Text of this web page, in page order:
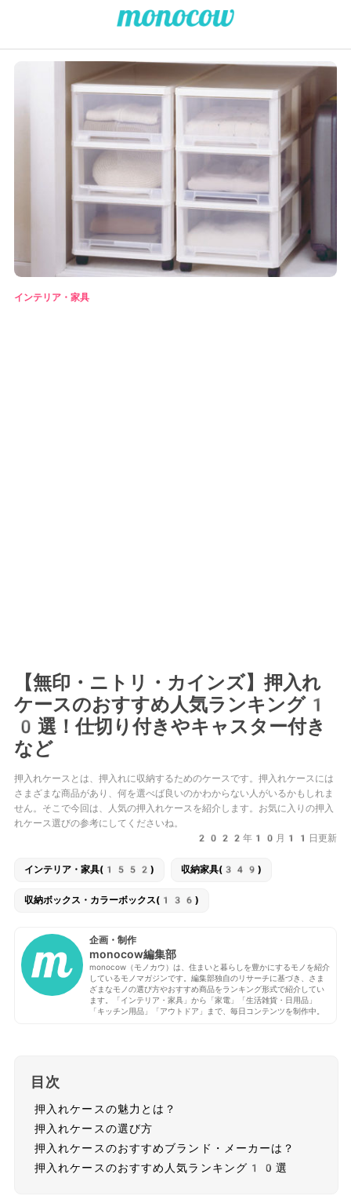
インテリア・家具
【無印・ニトリ・カインズ】押入れ
ケースのおすすめ人気ランキング1
0選！仕切り付きやキャスター付き
など
押入れケースとは、押入れに収納するためのケースです。押入れケースには
さまざまな商品があり、何を選べば良いのかわからない人がいるかもしれま
せん。そこで今回は、人気の押入れケースを紹介します。お気に入りの押入
れケース選びの参考にしてくださいね。
2022年10月11日更新
インテリア・家具(1552) 収納家具(349)
収納ボックス・カラーボックス(136)
企画・制作
monocow編集部
monocow（モノカウ）は、住まいと暮らしを豊かにするモノを紹介
しているモノマガジンです。編集部独自のリサーチに基づき、さま
ざまなモノの選び方やおすすめ商品をランキング形式で紹介してい
ます。「インテリア・家具」から「家電」「生活雑貨・日用品」
「キッチン用品」「アウトドア」まで、毎日コンテンツを制作中。
目次
押入れケースの魅力とは？
押入れケースの選び方
押入れケースのおすすめブランド・メーカーは？
押入れケースのおすすめ人気ランキング10選